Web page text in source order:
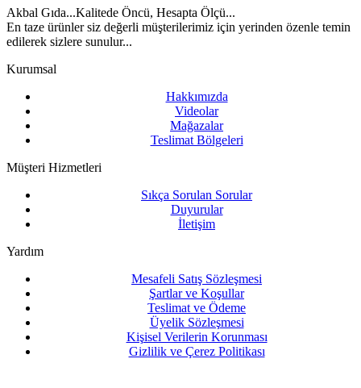
Akbal Gıda...Kalitede Öncü, Hesapta Ölçü...
En taze ürünler siz değerli müşterilerimiz için yerinden özenle temin
edilerek sizlere sunulur...
Kurumsal
Hakkımızda
Videolar
Mağazalar
Teslimat Bölgeleri
Müşteri Hizmetleri
Sıkça Sorulan Sorular
Duyurular
İletişim
Yardım
Mesafeli Satış Sözleşmesi
Şartlar ve Koşullar
Teslimat ve Ödeme
Üyelik Sözleşmesi
Kişisel Verilerin Korunması
Gizlilik ve Çerez Politikası